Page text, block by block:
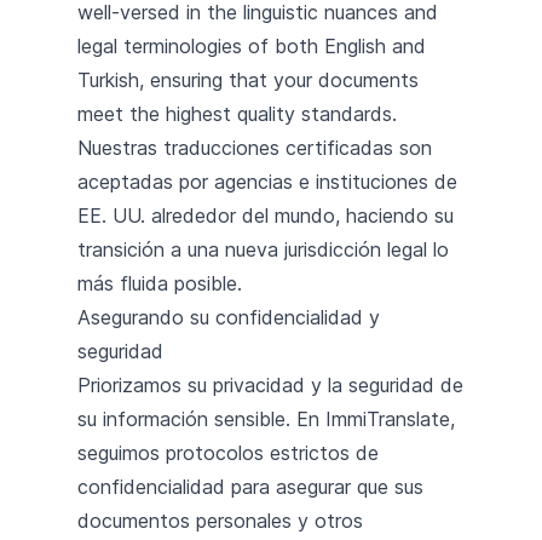
well-versed in the linguistic nuances and
legal terminologies of both English and
Turkish, ensuring that your documents
meet the highest quality standards.
Nuestras traducciones certificadas son
aceptadas por agencias e instituciones de
EE. UU. alrededor del mundo, haciendo su
transición a una nueva jurisdicción legal lo
más fluida posible.
Asegurando su confidencialidad y
seguridad
Priorizamos su privacidad y la seguridad de
su información sensible. En ImmiTranslate,
seguimos protocolos estrictos de
confidencialidad para asegurar que sus
documentos personales y otros